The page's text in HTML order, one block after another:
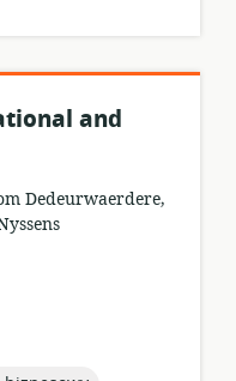
and
Dedeurwaerdere,